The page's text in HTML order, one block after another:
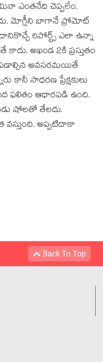
ఎంతనేది చెప్పలేం.
మోగ్లీని బాగానే ప్రోమోట్
దానికొచ్చే రిపోర్ట్స్ ఎలా ఉన్నా
అఖండ 2కి ప్రస్తుతం
పడాల్సిన అవసరమయితే
కానీ సాధరణ ప్రేక్షకులు
ఫలితం ఆధారపడి ఉంది.
షోలతో తేలదు.
అప్పటిదాకా
Back To Top